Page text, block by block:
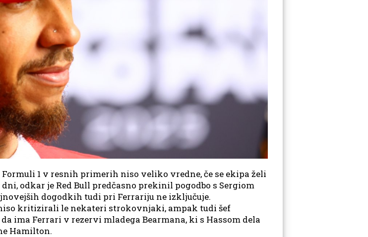
1 v resnih primerih niso veliko vredne, če se ekipa želi
odkar je Red Bull predčasno prekinil pogodbo s Sergiom
dogodkih tudi pri Ferrariju ne izključuje.
kritizirali le nekateri strokovnjaki, ampak tudi šef
ima Ferrari v rezervi mladega Bearmana, ki s Hassom dela
Hamilton.